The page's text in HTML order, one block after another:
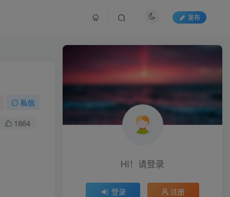
发布
私信
1864
HI！请登录
登录 注册